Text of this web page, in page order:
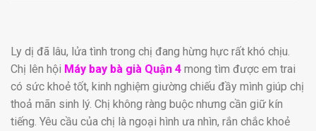
Ly dị đã lâu, lửa tình trong chị đang hừng hực rất khó chịu.
Chị lên hội Máy bay bà già Quận 4 mong tìm được em trai
có sức khoẻ tốt, kinh nghiệm giường chiếu đầy mình giúp chị
thoả mãn sinh lý. Chị không ràng buộc nhưng cần giữ kín
tiếng. Yêu cầu của chị là ngoại hình ưa nhìn, rắn chắc khoẻ